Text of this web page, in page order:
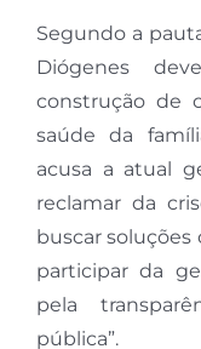
Segundo a
Diógenes
construção de
saúde da
acusa a atual
reclamar da
buscar soluções
participar da
pela
pública”.